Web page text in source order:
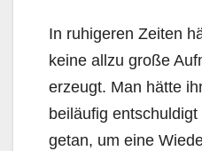
In ruhigeren Zeiten
keine allzu große
erzeugt. Man hätte
beiläufig
getan, um eine